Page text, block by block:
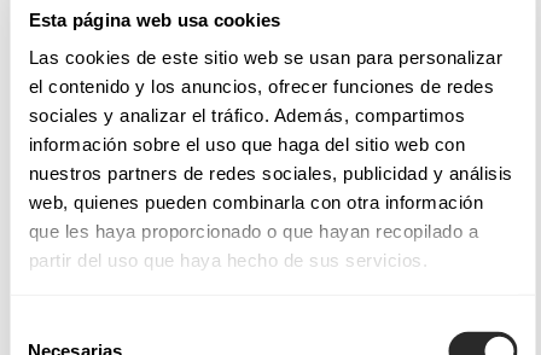
Esta página web usa cookies
Las cookies de este sitio web se usan para personalizar
el contenido y los anuncios, ofrecer funciones de redes
sociales y analizar el tráfico. Además, compartimos
información sobre el uso que haga del sitio web con
nuestros partners de redes sociales, publicidad y análisis
web, quienes pueden combinarla con otra información
que les haya proporcionado o que hayan recopilado a
partir del uso que haya hecho de sus servicios.
Necesarias
nobles que utilizamos en cada modelo y que son un gusto
para la vista y para el tacto.
Sucumbirás con la línea de vestidos de alta costura Aire
Atelier si tus máximas son calidad y moda. Sentirás
admiración por los modelos Aire Barcelona, que funden la
elegancia con la sensualidad, dando lugar a confecciones
muy femeninas con las que celebrar el amor. Y te gustarán los
enfundada en un vestido de novia sencillo en apariencia,